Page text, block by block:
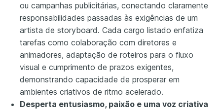
ou campanhas publicitárias, conectando claramente
responsabilidades passadas às exigências de um
artista de storyboard. Cada cargo listado enfatiza
tarefas como colaboração com diretores e
animadores, adaptação de roteiros para o fluxo
visual e cumprimento de prazos exigentes,
demonstrando capacidade de prosperar em
ambientes criativos de ritmo acelerado.
Desperta entusiasmo, paixão e uma voz criativa